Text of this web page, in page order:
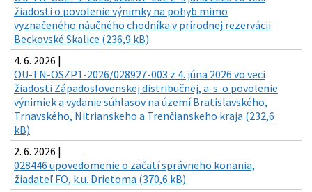
žiadosti o povolenie výnimky na pohyb mimo
vyznačeného náučného chodníka v prírodnej rezervácii
Beckovské Skalice (236,9 kB)
4. 6. 2026 |
OU-TN-OSZP1-2026/028927-003 z 4. júna 2026 vo veci
žiadosti Západoslovenskej distribučnej, a. s. o povolenie
výnimiek a vydanie súhlasov na území Bratislavského,
Trnavského, Nitrianskeho a Trenčianskeho kraja (232,6
kB)
2. 6. 2026 |
028446 upovedomenie o začatí správneho konania,
žiadateľ FO, k.u. Drietoma (370,6 kB)